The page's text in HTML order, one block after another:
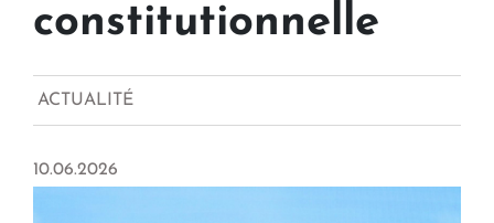
constitutionnelle
ACTUALITÉ
10.06.2026